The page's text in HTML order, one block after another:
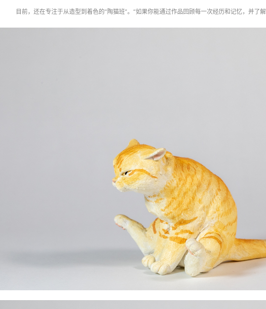
目前，还在专注于从造型到着色的“陶猫班”。“如果你能通过作品回顾每一次经历和记忆，并了